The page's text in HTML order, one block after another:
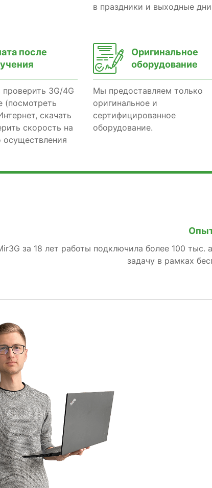
в праздники и выходные
после
3G/4G
(посмотреть
скачать
скорость на
осуществления
Оригинальное
оборудование
Мы предоставляем только
оригинальное и
сертифицированное
оборудование.
за 18 лет работы подключила более 100
задачу в рамках